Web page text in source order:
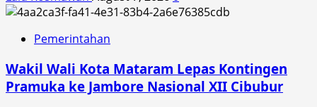
Pemerintahan
Wakil Wali Kota Mataram Lepas Kontingen
Pramuka ke Jambore Nasional XII Cibubur